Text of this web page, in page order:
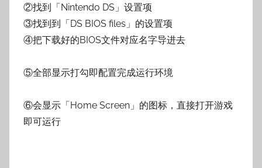
②找到「Nintendo DS」设置项
③找到到「DS BIOS files」的设置项
④把下载好的BIOS文件对应名字导进去
⑤全部显示打勾即配置完成运行环境
⑥会显示「Home Screen」的图标，直接打开游戏
即可运行